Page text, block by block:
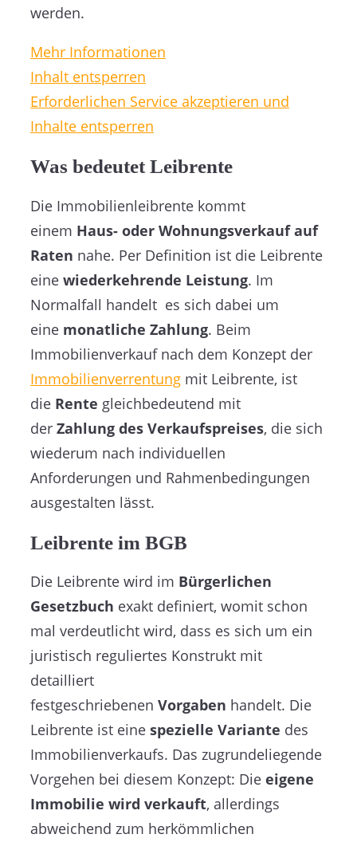
werden.
Mehr Informationen
Inhalt entsperren
Erforderlichen Service akzeptieren und
Inhalte entsperren
Was bedeutet Leibrente
Die Immobilienleibrente kommt
einem Haus- oder Wohnungsverkauf auf
Raten nahe. Per Definition ist die Leibrente
eine wiederkehrende Leistung. Im
Normalfall handelt es sich dabei um
eine monatliche Zahlung. Beim
Immobilienverkauf nach dem Konzept der
Immobilienverrentung mit Leibrente, ist
die Rente gleichbedeutend mit
der Zahlung des Verkaufspreises, die sich
wiederum nach individuellen
Anforderungen und Rahmenbedingungen
ausgestalten lässt.
Leibrente im BGB
Die Leibrente wird im Bürgerlichen
Gesetzbuch exakt definiert, womit schon
mal verdeutlicht wird, dass es sich um ein
juristisch reguliertes Konstrukt mit
detailliert
festgeschriebenen Vorgaben handelt. Die
Leibrente ist eine spezielle Variante des
Immobilienverkaufs. Das zugrundeliegende
Vorgehen bei diesem Konzept: Die eigene
Immobilie wird verkauft, allerdings
abweichend zum herkömmlichen